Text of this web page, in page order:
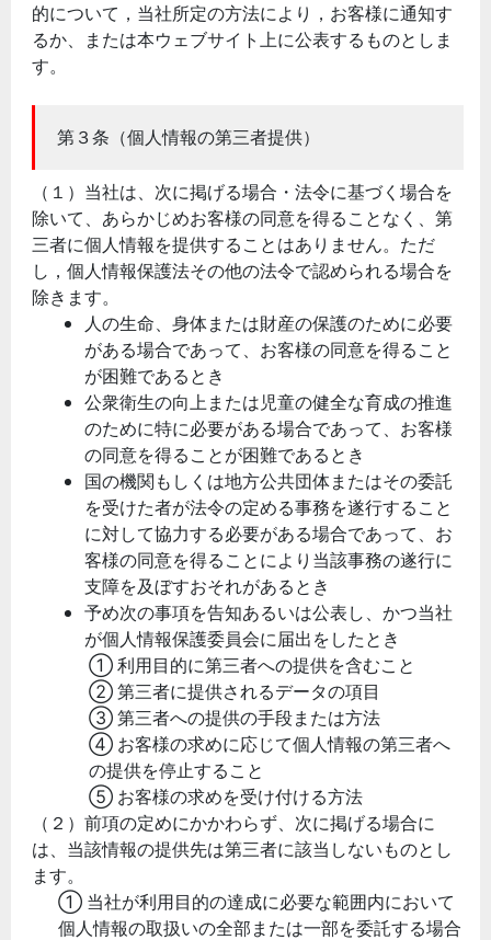
的について，当社所定の方法により，お客様に通知す
るか、または本ウェブサイト上に公表するものとしま
す。
第３条（個人情報の第三者提供）
（１）当社は、次に掲げる場合・法令に基づく場合を
除いて、あらかじめお客様の同意を得ることなく、第
三者に個人情報を提供することはありません。ただ
し，個人情報保護法その他の法令で認められる場合を
除きます。
人の生命、身体または財産の保護のために必要
がある場合であって、お客様の同意を得ること
が困難であるとき
公衆衛生の向上または児童の健全な育成の推進
のために特に必要がある場合であって、お客様
の同意を得ることが困難であるとき
国の機関もしくは地方公共団体またはその委託
を受けた者が法令の定める事務を遂行すること
に対して協力する必要がある場合であって、お
客様の同意を得ることにより当該事務の遂行に
支障を及ぼすおそれがあるとき
予め次の事項を告知あるいは公表し、かつ当社
が個人情報保護委員会に届出をしたとき
① 利用目的に第三者への提供を含むこと
② 第三者に提供されるデータの項目
③ 第三者への提供の手段または方法
④ お客様の求めに応じて個人情報の第三者へ
の提供を停止すること
⑤ お客様の求めを受け付ける方法
（２）前項の定めにかかわらず、次に掲げる場合に
は、当該情報の提供先は第三者に該当しないものとし
ます。
① 当社が利用目的の達成に必要な範囲内において
個人情報の取扱いの全部または一部を委託する場合